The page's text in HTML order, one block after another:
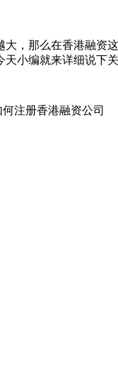
那么在香港融资
小编就来详细说下